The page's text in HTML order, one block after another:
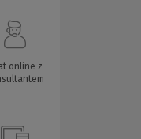
online z